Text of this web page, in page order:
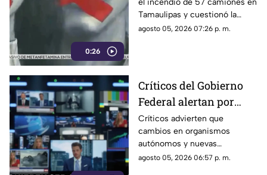
0:26
camiones en
Tamaulipas
el incendio de 57 camiones en
Tamaulipas y cuestionó la
versión presentada por las
agosto 05, 2026 07:26 p. m.
Críticos del Gobierno
Federal alertan por
presuntos intentos de
controlar la
información
Críticos advierten que
cambios en organismos
autónomos y nuevas
regulaciones podrían afectar la
agosto 05, 2026 06:57 p. m.